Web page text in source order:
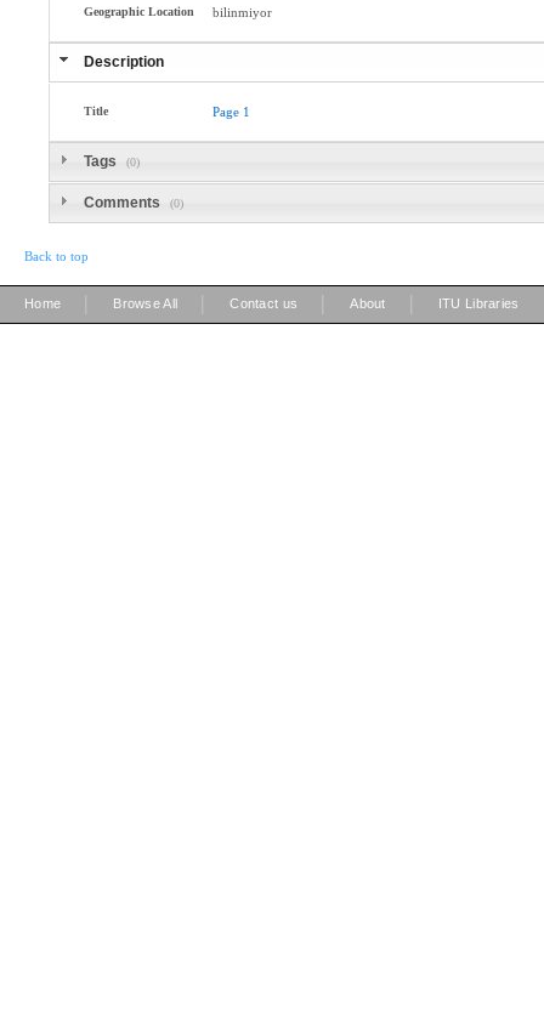
Geographic Location bilinmiyor
Description
Title Page 1
Tags (0)
Comments (0)
Back to top
Home Browse All Contact us About ITU Libraries